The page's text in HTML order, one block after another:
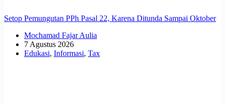
Setop Pemungutan PPh Pasal 22, Karena Ditunda Sampai Oktober
Mochamad Fajar Aulia
7 Agustus 2026
Edukasi, Informasi, Tax